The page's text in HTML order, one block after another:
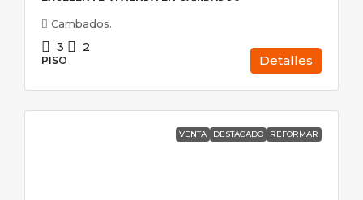
Cambados.
3 2
PISO Detalles
VENTA DESTACADO REFORMAR